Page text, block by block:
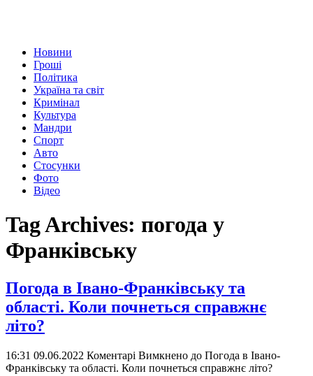
Новини
Гроші
Політика
Україна та світ
Кримінал
Культура
Мандри
Спорт
Авто
Стосунки
Фото
Відео
Tag Archives: погода у
Франківську
Погода в Івано-Франківську та
області. Коли почнеться справжнє
літо?
16:31 09.06.2022 Коментарі Вимкнено до Погода в Івано-
Франківську та області. Коли почнеться справжнє літо?